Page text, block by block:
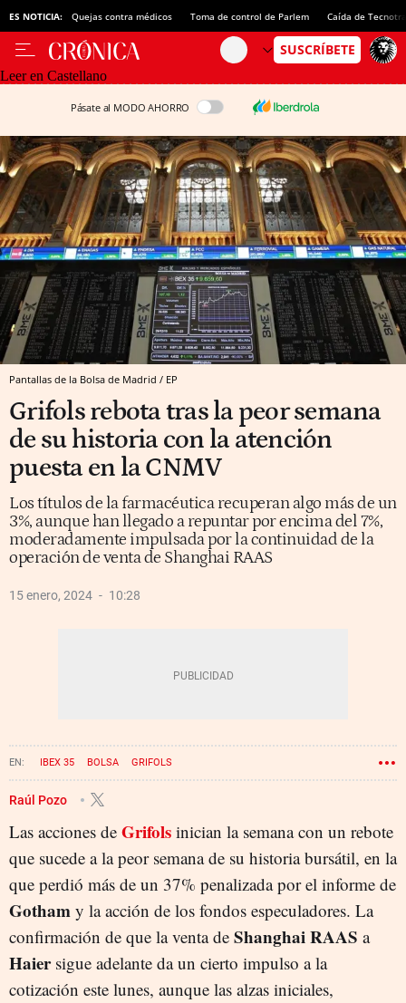
ES NOTICIA: Quejas contra médicos Toma de control de Parlem Caída de
Leer en Castellano
Pásate al MODO AHORRO
Pantallas de la Bolsa de Madrid / EP
Grifols rebota tras la peor semana
de su historia con la atención
puesta en la CNMV
Los títulos de la farmacéutica recuperan algo más de un
3%, aunque han llegado a repuntar por encima del 7%,
moderadamente impulsada por la continuidad de la
operación de venta de Shanghai RAAS
15 enero, 2024 10:28
IBEX 35 BOLSA GRIFOLS
Raúl Pozo
Las acciones de Grifols inician la semana con un rebote
que sucede a la peor semana de su historia bursátil, en la
que perdió más de un 37% penalizada por el informe de
Gotham y la acción de los fondos especuladores. La
confirmación de que la venta de Shanghai RAAS a
Haiersigue adelante da un cierto impulso a la
cotización este lunes, aunque las alzas iniciales,